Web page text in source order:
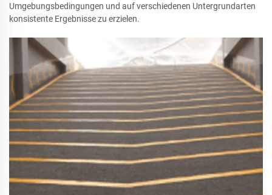
Umgebungsbedingungen und auf verschiedenen Untergrundarten
konsistente Ergebnisse zu erzielen.